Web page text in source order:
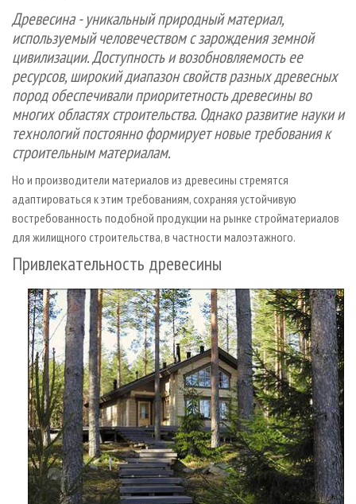
ПРОИЗВОДСТВО ДРЕВЕСНЫХ ПЛИТ
ДЕРЕВЯННОЕ ДОМОСТРОЕНИЕ
ПРОИЗВОДСТВО МЕБЕЛИ
БИОЭНЕРГЕТИКА
ЦБП
ПЕРСОНЫ
МОБИЛЬНЫЕ ВЫСТАВКИ
ОФИЦИАЛЬНЫЕ ДЕЛЕГАЦИИ
ПРИОРИТЕТНЫЕ ИНВЕСТПРОЕКТЫ
RUSSIAN FORESTRY REVIEW
ГАЗЕТА ЛЕСПРОМФОРУМ
КОНТАКТЫ
РЕКЛАМА
РЕКЛАМА НА САЙТЕ
Древесина - уникальный природный материал,
используемый человечеством с зарождения земной
цивилизации. Доступность и возобновляемость ее
ресурсов, широкий диапазон свойств разных древесных
пород обеспечивали приоритетность древесины во
многих областях строительства. Однако развитие науки и
технологий постоянно формирует новые требования к
строительным материалам.
Но и производители материалов из древесины стремятся
адаптироваться к этим требованиям, сохраняя устойчивую
востребованность подобной продукции на рынке стройматериалов
для жилищного строительства, в частности малоэтажного.
Привлекательность древесины